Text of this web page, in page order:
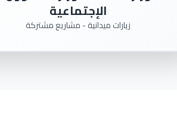
الإجتماعية
زيارات ميدانية - مشاريع مشتركة